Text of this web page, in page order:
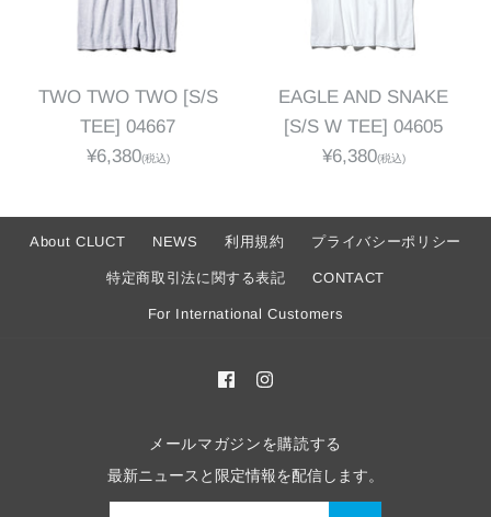
TWO TWO TWO [S/S
TEE] 04667
¥6,380(税込)
EAGLE AND SNAKE
[S/S W TEE] 04605
¥6,380(税込)
About CLUCT NEWS 利用規約 プライバシーポリシー
特定商取引法に関する表記 CONTACT
For International Customers
メールマガジンを購読する
最新ニュースと限定情報を配信します。